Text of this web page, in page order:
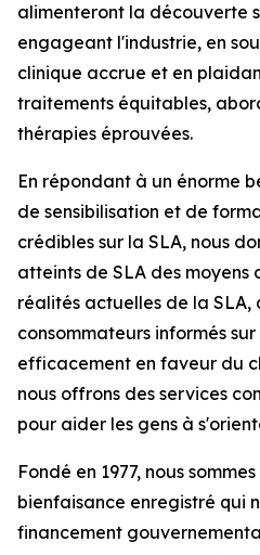
alimenteront la découverte
engageant l'industrie, en
clinique accrue et en
traitements équitables,
thérapies éprouvées.
En répondant à un énorme
de sensibilisation et de
crédibles sur la SLA, nous
atteints de SLA des moyens
réalités actuelles de la SLA,
consommateurs informés
efficacement en faveur du
nous offrons des services
pour aider les gens à
Fondé en 1977, nous
bienfaisance enregistré qui
financement